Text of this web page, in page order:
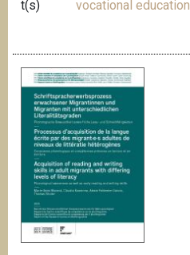
t(s)
vocational education